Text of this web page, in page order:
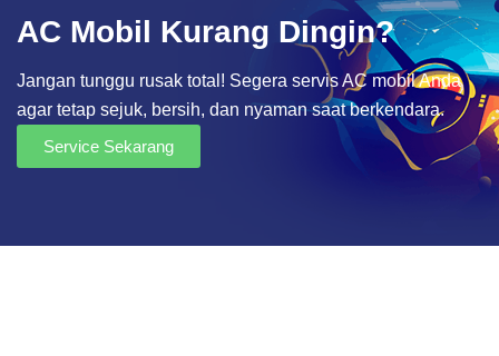
AC Mobil Kurang Dingin?
Jangan tunggu rusak total! Segera servis AC mobil Anda
agar tetap sejuk, bersih, dan nyaman saat berkendara.
Service Sekarang